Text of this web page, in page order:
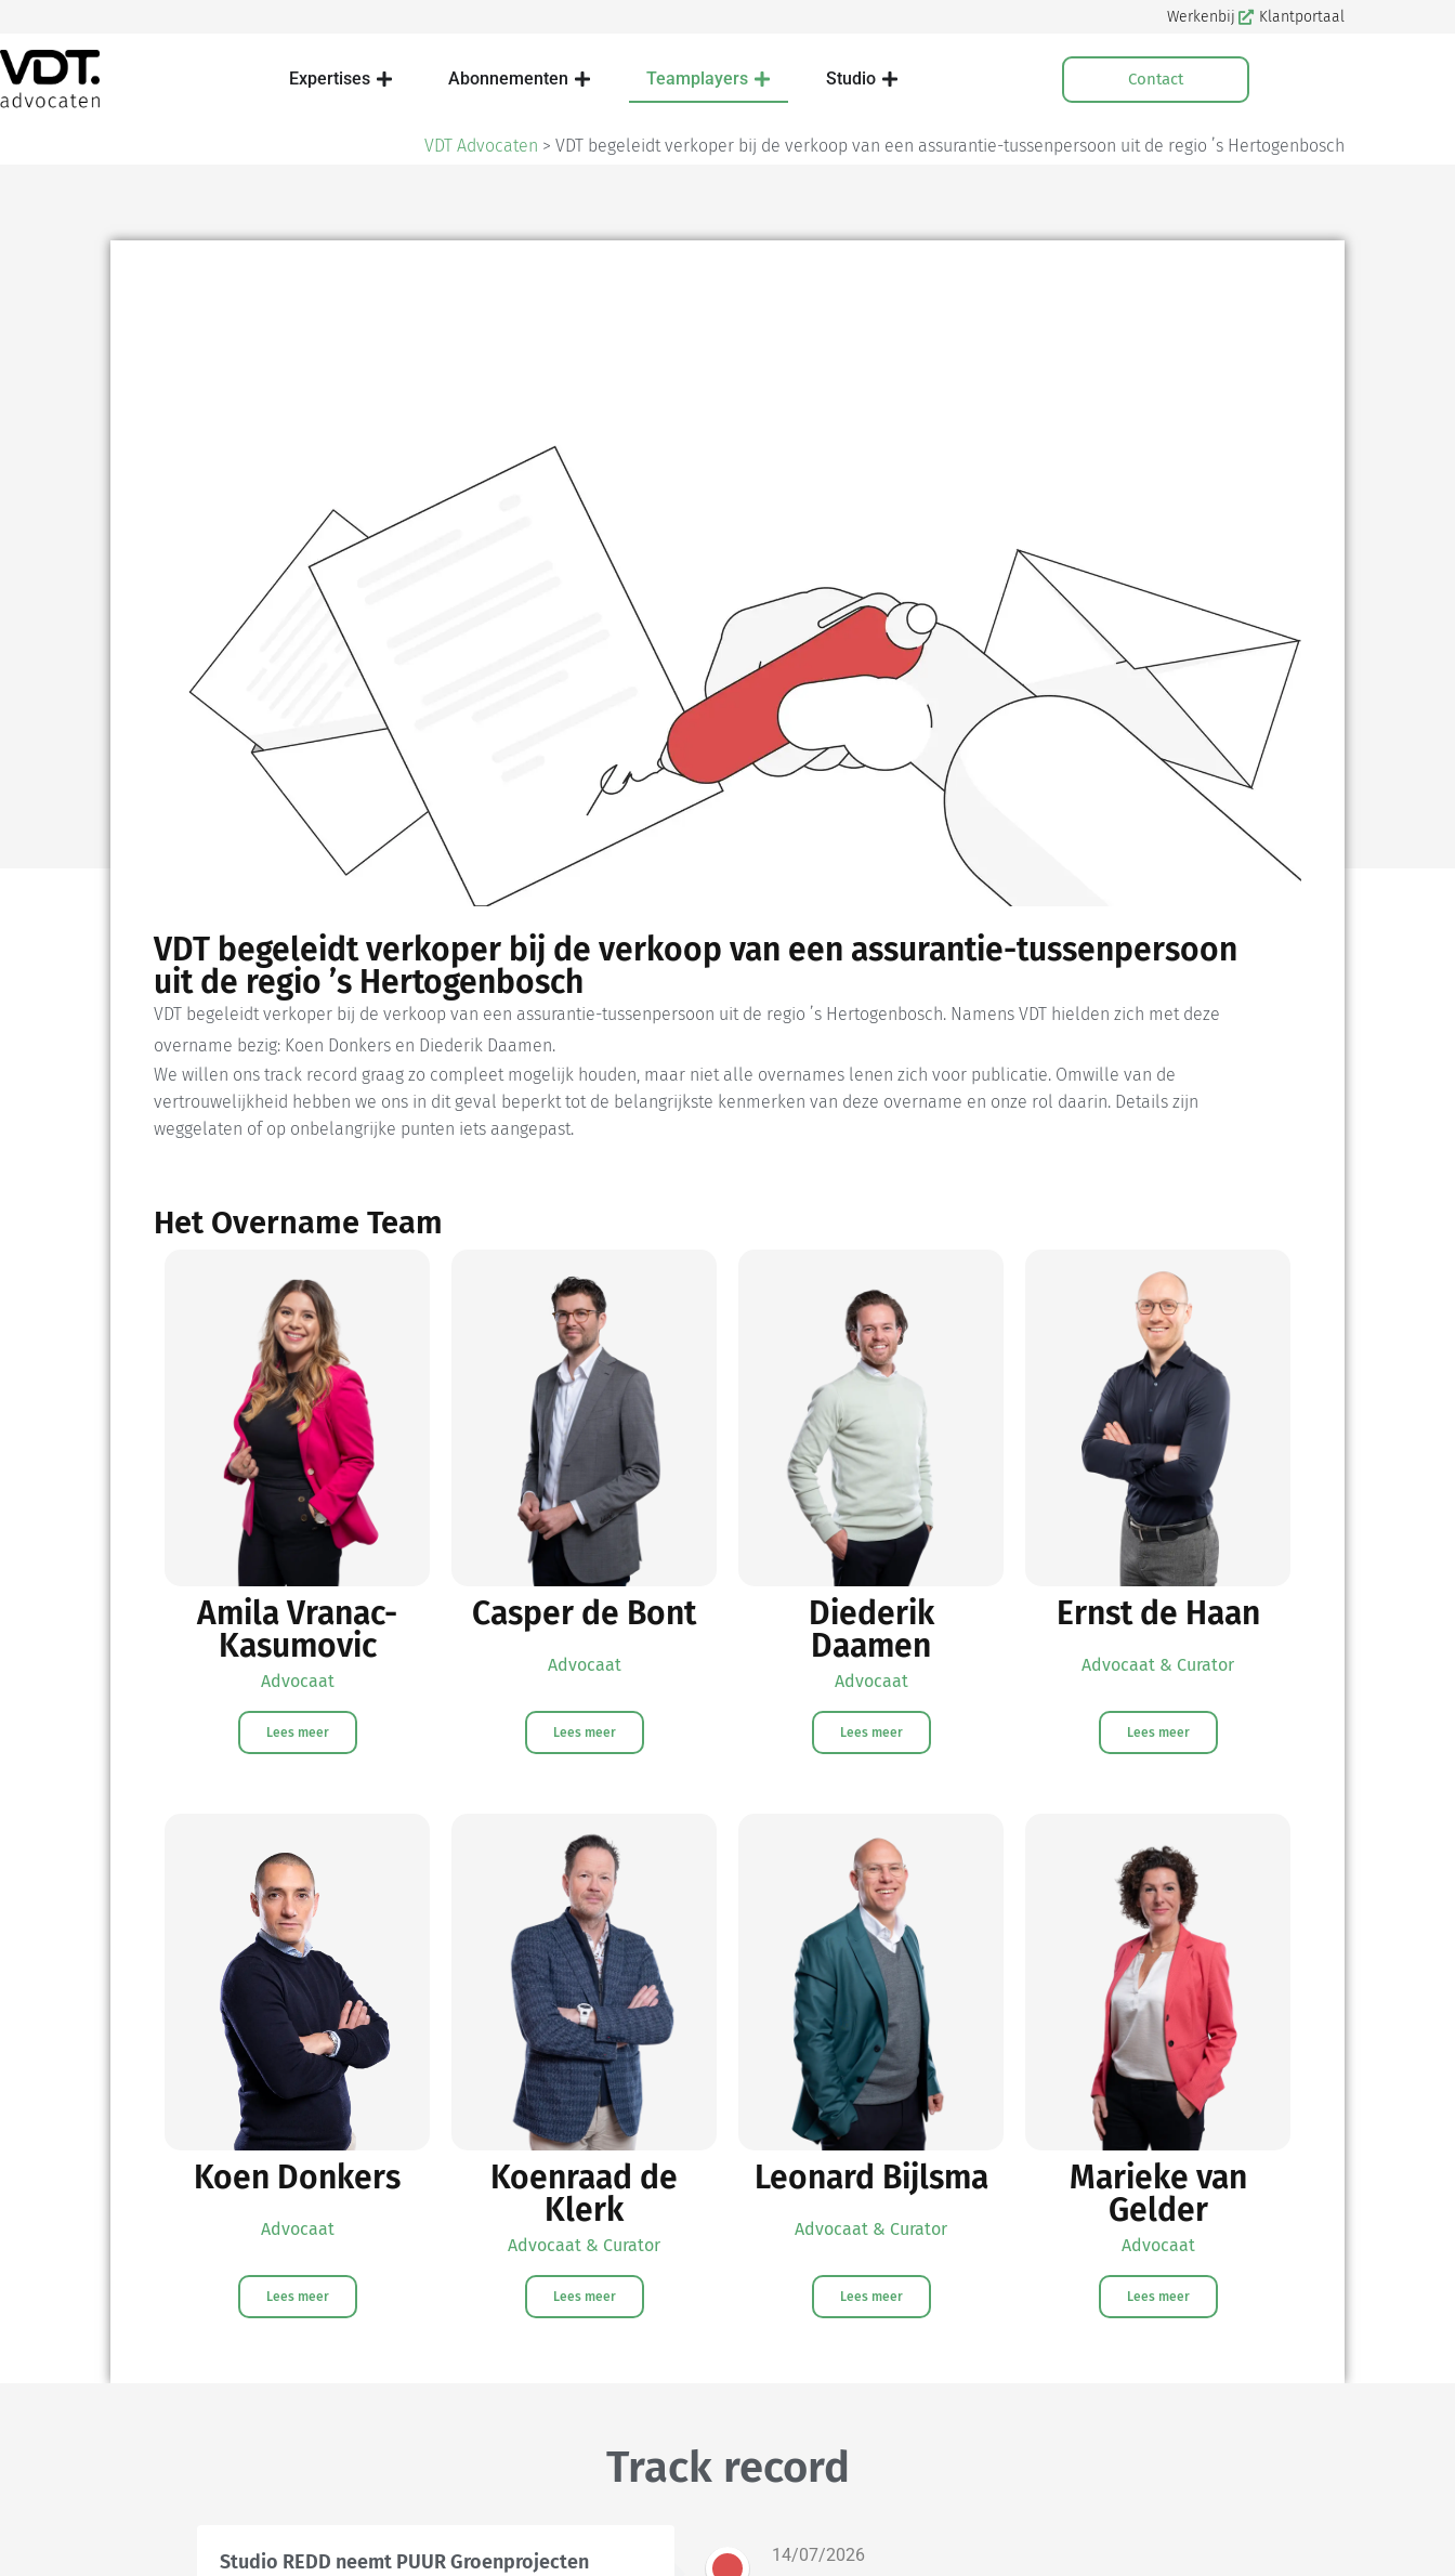
Werkenbij Klantportaal
Expertises Abonnementen Teamplayers Studio Contact
VDT Advocaten > VDT begeleidt verkoper bij de verkoop van een assurantie-tussenpersoon uit de regio ’s Hertogenbosch
VDT begeleidt verkoper bij de verkoop van een assurantie-tussenpersoon
uit de regio ’s Hertogenbosch
VDT begeleidt verkoper bij de verkoop van een assurantie-tussenpersoon uit de regio ’s Hertogenbosch. Namens VDT hielden zich met deze
overname bezig: Koen Donkers en Diederik Daamen.
We willen ons track record graag zo compleet mogelijk houden, maar niet alle overnames lenen zich voor publicatie. Omwille van de
vertrouwelijkheid hebben we ons in dit geval beperkt tot de belangrijkste kenmerken van deze overname en onze rol daarin. Details zijn
weggelaten of op onbelangrijke punten iets aangepast.
Het Overname Team
Amila Vranac-
Kasumovic
Advocaat
Lees meer
Casper de Bont
Advocaat
Lees meer
Diederik
Daamen
Advocaat
Lees meer
Ernst de Haan
Advocaat & Curator
Lees meer
Koen Donkers
Advocaat
Lees meer
Koenraad de
Klerk
Advocaat & Curator
Lees meer
Leonard Bijlsma
Advocaat & Curator
Lees meer
Marieke van
Gelder
Advocaat
Lees meer
Track record
14/07/2026
Studio REDD neemt PUUR Groenprojecten